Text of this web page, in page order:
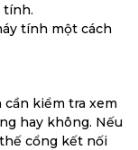
tính.
tính một cách
kiểm tra xem
hay không. Nếu
cổng kết nối